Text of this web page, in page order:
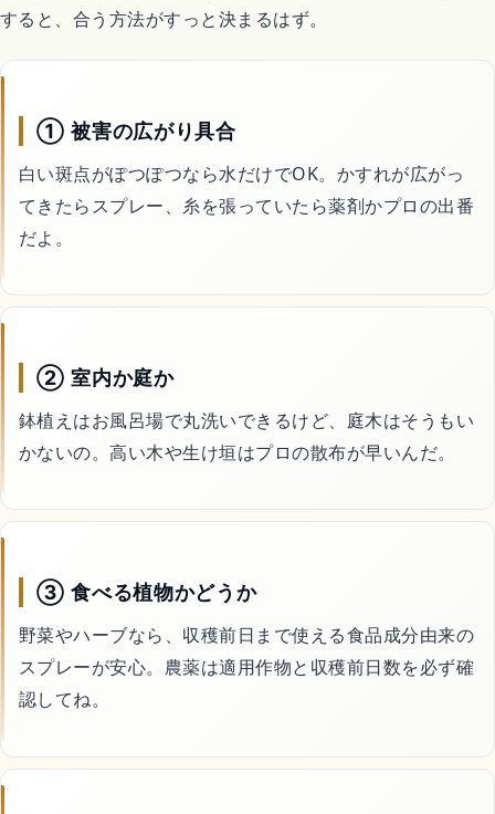
すると、合う方法がすっと決まるはず。
① 被害の広がり具合
白い斑点がぽつぽつなら水だけでOK。かすれが広がっ
てきたらスプレー、糸を張っていたら薬剤かプロの出番
だよ。
② 室内か庭か
鉢植えはお風呂場で丸洗いできるけど、庭木はそうもい
かないの。高い木や生け垣はプロの散布が早いんだ。
③ 食べる植物かどうか
野菜やハーブなら、収穫前日まで使える食品成分由来の
スプレーが安心。農薬は適用作物と収穫前日数を必ず確
認してね。